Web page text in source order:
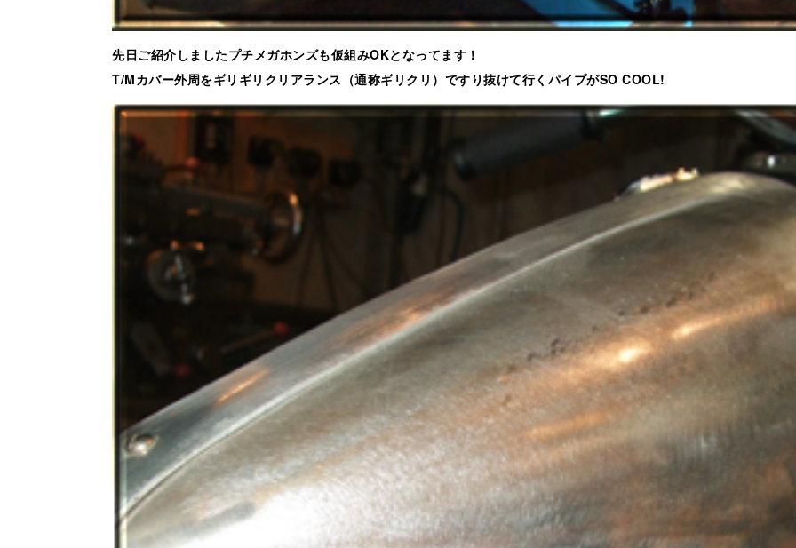
先日ご紹介しましたプチメガホンズも仮組みOKとなってます！
T/Mカバー外周をギリギリクリアランス（通称ギリクリ）ですり抜けて行くパイプがSO COOL!